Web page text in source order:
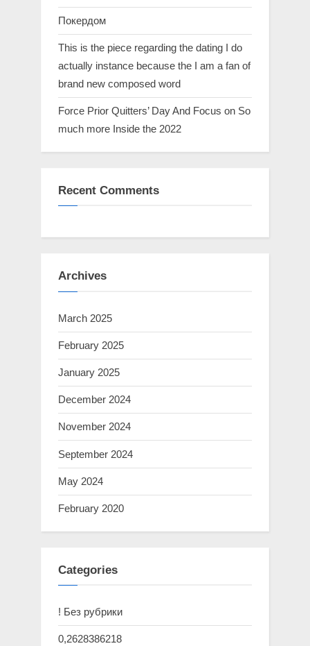
Покердом
This is the piece regarding the dating I do
actually instance because the I am a fan of
brand new composed word
Force Prior Quitters’ Day And Focus on So
much more Inside the 2022
Recent Comments
Archives
March 2025
February 2025
January 2025
December 2024
November 2024
September 2024
May 2024
February 2020
Categories
! Без рубрики
0,2628386218